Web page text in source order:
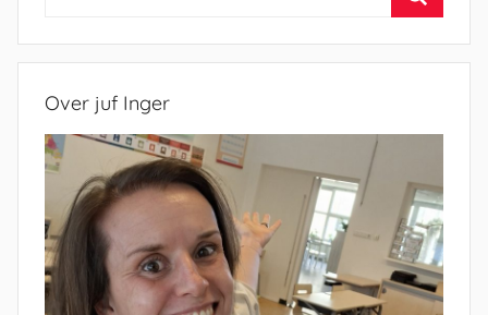
Over juf Inger